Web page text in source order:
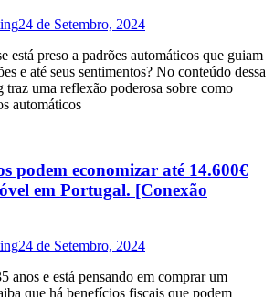
24 de Setembro, 2024
está preso a padrões automáticos que guiam
e até seus sentimentos? No conteúdo dessa
traz uma reflexão poderosa sobre como
automáticos
podem economizar até 14.600€
em Portugal. [Conexão
24 de Setembro, 2024
anos e está pensando em comprar um
que há benefícios fiscais que podem